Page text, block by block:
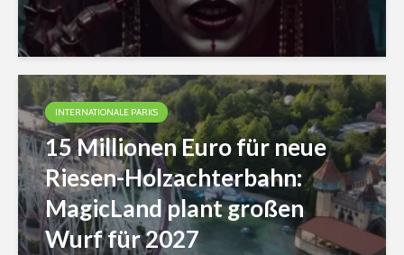
INTERNATIONALE PARKS
15 Millionen Euro für neue
Riesen-Holzachterbahn:
MagicLand plant großen
Wurf für 2027